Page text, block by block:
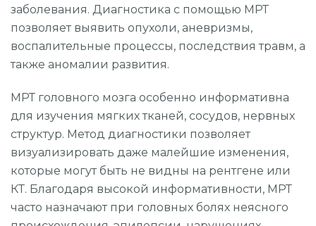
заболевания. Диагностика с помощью МРТ
позволяет выявить опухоли, аневризмы,
воспалительные процессы, последствия травм, а
также аномалии развития.
МРТ головного мозга особенно информативна
для изучения мягких тканей, сосудов, нервных
структур. Метод диагностики позволяет
визуализировать даже малейшие изменения,
которые могут быть не видны на рентгене или
КТ. Благодаря высокой информативности, МРТ
часто назначают при головных болях неясного